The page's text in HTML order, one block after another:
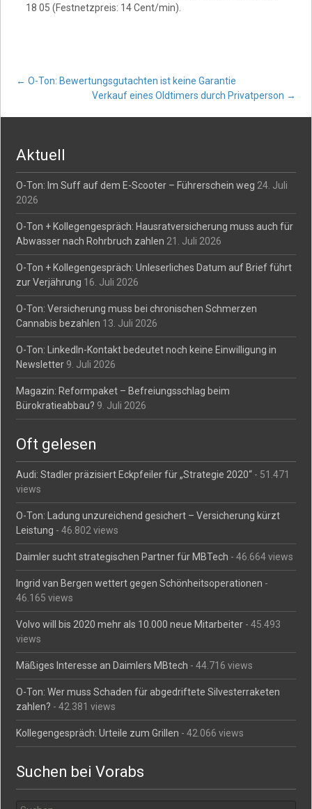
18 05 (Festnetzpreis: 14 Cent/min).
Post
← O-Ton: Bewertungsgutachten ist keine Garantie
Verkauf eines Oldtimers durch Privatperson →
Aktuell
O-Ton: Im Suff auf dem E-Scooter – Führerschein weg 24. Juli
2026
O-Ton + Kollegengespräch: Hausratversicherung muss auch für
Abwasser nach Rohrbruch zahlen 21. Juli 2026
O-Ton + Kollegengespräch: Unleserliches Datum auf Brief führt
zur Verjährung 16. Juli 2026
O-Ton: Versicherung muss bei chronischen Schmerzen
Cannabis bezahlen 13. Juli 2026
O-Ton: LinkedIn-Kontakt bedeutet noch keine Einwilligung in
Newsletter 9. Juli 2026
Magazin: Reformpaket – Befreiungsschlag beim
Bürokratieabbau? 9. Juli 2026
Oft gelesen
Audi: Stadler präzisiert Eckpfeiler für „Strategie 2020“ - 51.471
views
O-Ton: Ladung unzureichend gesichert – Versicherung kürzt
Leistung - 46.802 views
Daimler sucht strategischen Partner für MBTech - 46.664 views
Ingrid van Bergen wettert gegen Schönheitsoperationen -
46.165 views
Volvo will bis 2020 mehr als 10.000 neue Mitarbeiter - 45.493
views
Mäßiges Interesse an Daimlers MBtech - 44.716 views
O-Ton: Wer muss Schaden für abgedriftete Silvesterraketen
zahlen? - 42.381 views
Kollegengespräch: Urteile zum Grillen - 42.066 views
Suchen bei Vorabs